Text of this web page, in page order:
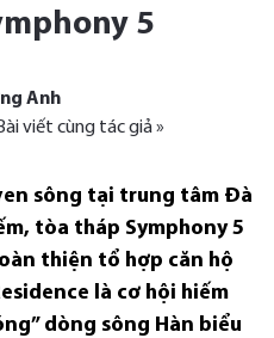
5
Anh
Bài viết cùng tác giả »
sông tại trung tâm Đà
tòa tháp Symphony 5
thiện tổ hợp căn hộ
là cơ hội hiếm
dòng sông Hàn biểu